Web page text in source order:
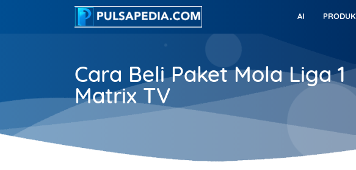
AI PRODUK
Cara Beli Paket Mola Liga 1
Matrix TV